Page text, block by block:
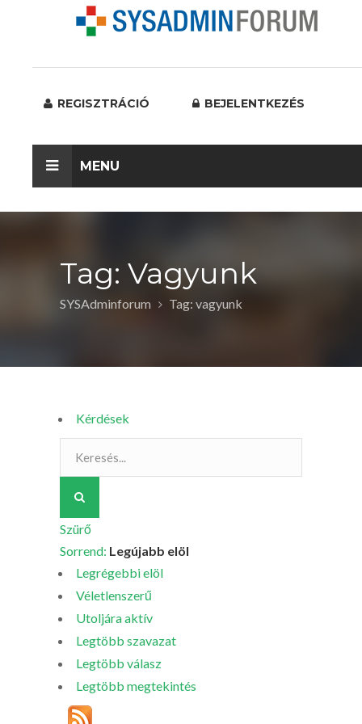
REGISZTRÁCIÓ BEJELENTKEZÉS
MENU
Tag: Vagyunk
SYSAdminforum Tag: vagyunk
Kérdések
Szürő
Sorrend: Legújabb elöl
Legrégebbi elöl
Véletlenszerű
Utoljára aktív
Legtöbb szavazat
Legtöbb válasz
Legtöbb megtekintés